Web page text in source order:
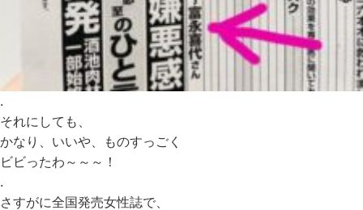
.
それにしても、
かなり、いいや、ものすっごく
ビビったわ～～～！
.
さすがに全国発売女性誌で、